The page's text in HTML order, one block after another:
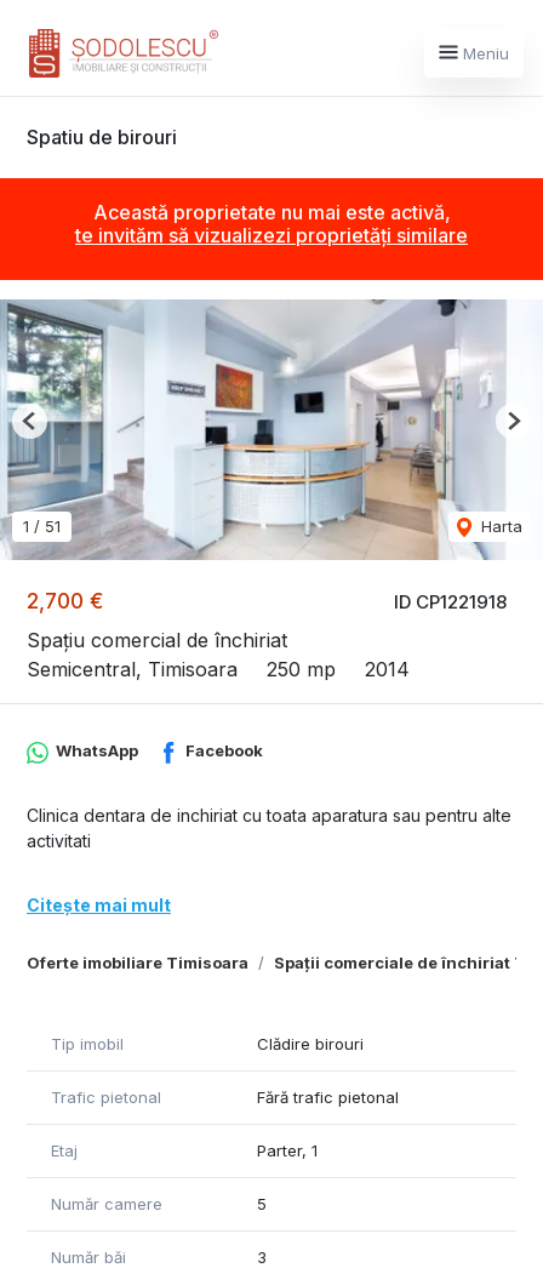
Meniu
Spatiu de birouri
Această proprietate nu mai este activă,
te invităm să vizualizezi proprietăți similare
ID CP1221918
2,700 €
Spațiu comercial de închiriat
Semicentral, Timisoara
250 mp 2014
1 / 51 Harta
Previous
Oferte imobiliare Timisoara Spații comerciale de închiriat
WhatsApp Facebook
Clinica dentara de inchiriat cu toata aparatura sau pentru alte
activitati
Citește mai mult
Tip imobil Clădire birouri
Trafic pietonal Fără trafic pietonal
Etaj Parter, 1
Număr camere 5
Număr băi 3